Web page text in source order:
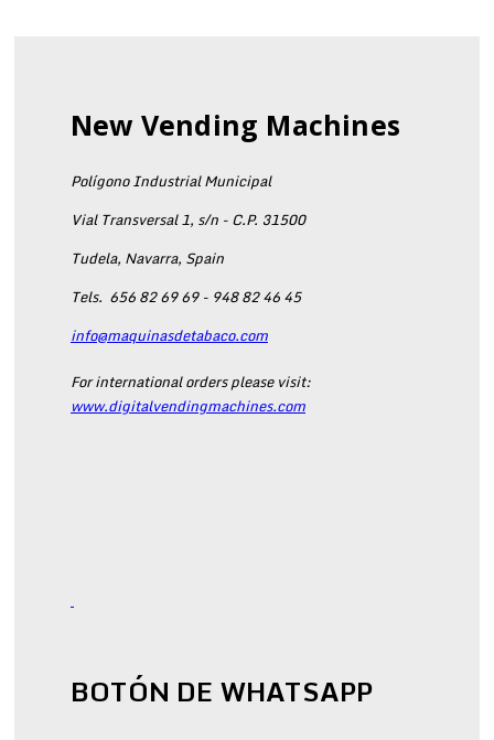
New Vending Machines
Polígono Industrial Municipal
Vial Transversal 1, s/n - C.P. 31500
Tudela, Navarra, Spain
Tels. 656 82 69 69 - 948 82 46 45
info@maquinasdetabaco.com
For international orders please visit:
www.digitalvendingmachines.com
BOTÓN DE WHATSAPP